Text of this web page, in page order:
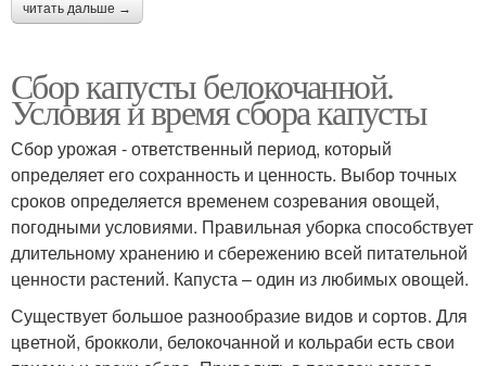
читать дальше →
Сбор капусты белокочанной.
Условия и время сбора капусты
Сбор урожая - ответственный период, который
определяет его сохранность и ценность. Выбор точных
сроков определяется временем созревания овощей,
погодными условиями. Правильная уборка способствует
длительному хранению и сбережению всей питательной
ценности растений. Капуста – один из любимых овощей.
Существует большое разнообразие видов и сортов. Для
цветной, брокколи, белокочанной и кольраби есть свои